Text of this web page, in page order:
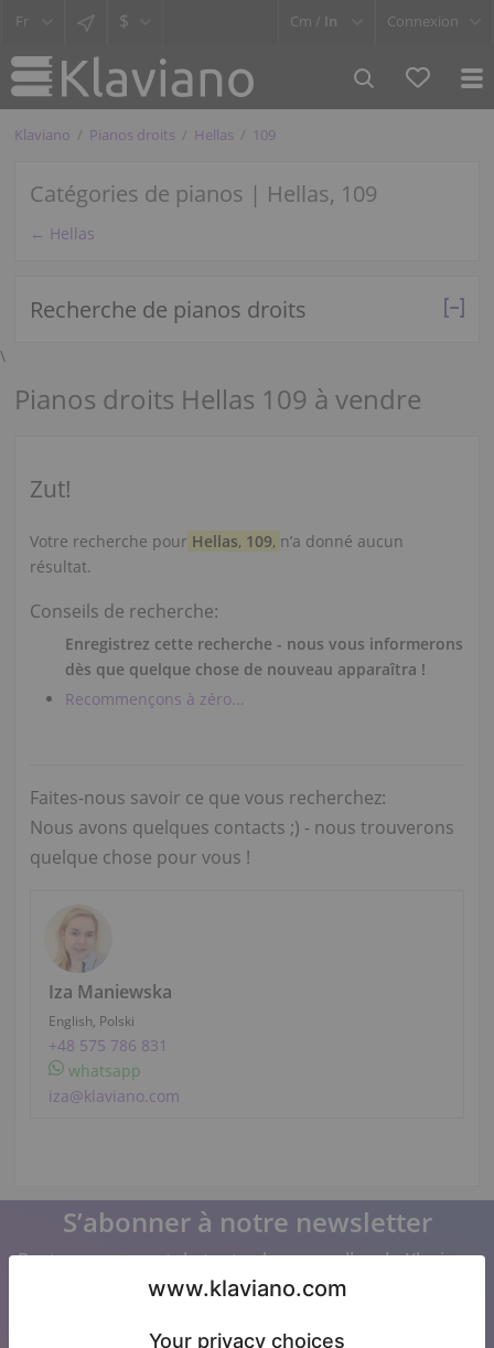
$ Cm / In Connexion
Klaviano Pianos droits Hellas 109
Catégories de pianos | Hellas, 109
← Hellas
Recherche de pianos droits
\
Pianos droits Hellas 109 à vendre
Zut!
Votre recherche pour Hellas, 109, n’a donné aucun
résultat.
Conseils de recherche:
Enregistrez cette recherche - nous vous informerons
dès que quelque chose de nouveau apparaîtra !
Recommençons à zéro...
Faites-nous savoir ce que vous recherchez:
Nous avons quelques contacts ;) - nous trouverons
quelque chose pour vous !
Iza Maniewska
English, Polski
+48 575 786 831
whatsapp
iza@klaviano.com
S’abonner à notre newsletter
Restez au courant de toutes les nouvelles de Klaviano